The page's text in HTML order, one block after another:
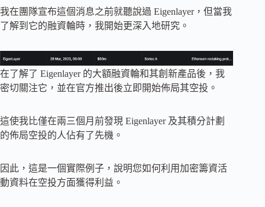
我在團隊宣布這個消息之前就聽說過 Eigenlayer，但當我
了解到它的融資輪時，我開始更深入地研究。
在了解了 Eigenlayer 的大額融資輪和其創新產品後，我
密切關注它，並在官方推出後立即開始佈局其空投。
這使我比僅在兩三個月前發現 Eigenlayer 及其積分計劃
的佈局空投的人佔有了先機。
因此，這是一個實際例子，說明您如何利用加密籌資活
動資料在空投方面獲得利益。